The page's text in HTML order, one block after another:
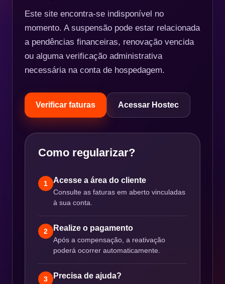
Este site encontra-se indisponível no
momento. A suspensão pode estar relacionada
a pendências financeiras, renovação vencida
ou alguma verificação administrativa
necessária na conta de hospedagem.
Verificar faturas Acessar Hostec
Como regularizar?
1 Acesse a área do cliente
Consulte as faturas em aberto vinculadas
à sua conta.
2 Realize o pagamento
Após a compensação, a reativação
poderá ocorrer automaticamente.
3 Precisa de ajuda?